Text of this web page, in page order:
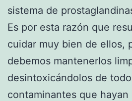
sistema de
Es por esta razón que
cuidar muy bien de ellos,
debemos mantenerlos
desintoxicándolos de
contaminantes que